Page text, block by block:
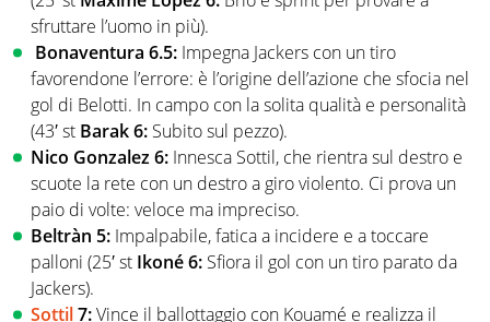
sfruttare l’uomo in più).
Bonaventura 6.5: Impegna Jackers con un tiro
favorendone l’errore: è l’origine dell’azione che sfocia nel
gol di Belotti. In campo con la solita qualità e personalità
(43′ st Barak 6: Subito sul pezzo).
Nico Gonzalez 6: Innesca Sottil, che rientra sul destro e
scuote la rete con un destro a giro violento. Ci prova un
paio di volte: veloce ma impreciso.
Beltràn 5: Impalpabile, fatica a incidere e a toccare
palloni (25′ st Ikoné 6: Sfiora il gol con un tiro parato da
Jackers).
Sottil7:Vince il ballottaggio con Kouamé e realizza il